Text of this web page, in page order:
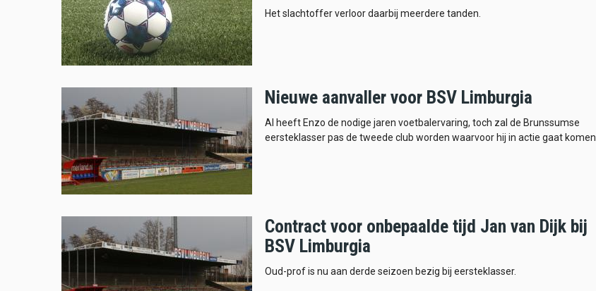
Het slachtoffer verloor daarbij meerdere tanden.
Nieuwe aanvaller voor BSV Limburgia
Al heeft Enzo de nodige jaren voetbalervaring, toch zal de Brunssumse
eersteklasser pas de tweede club worden waarvoor hij in actie gaat komen.
Contract voor onbepaalde tijd Jan van Dijk bij
BSV Limburgia
Oud-prof is nu aan derde seizoen bezig bij eersteklasser.